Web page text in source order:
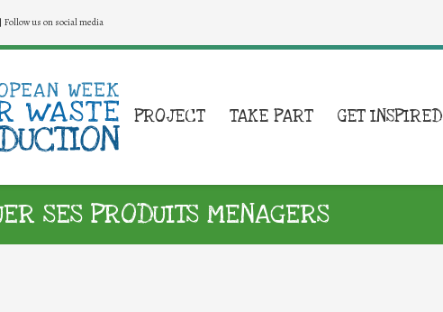
Follow us on social media
PROJECT TAKE PART GET INSPIRED
SES PRODUITS MENAGERS